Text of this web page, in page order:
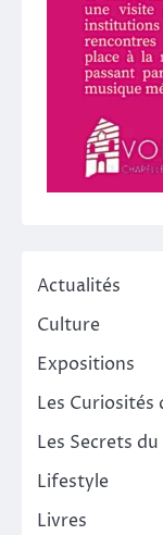
Actualités
Culture
Expositions
Les Curiosités
Les Secrets
Lifestyle
Livres